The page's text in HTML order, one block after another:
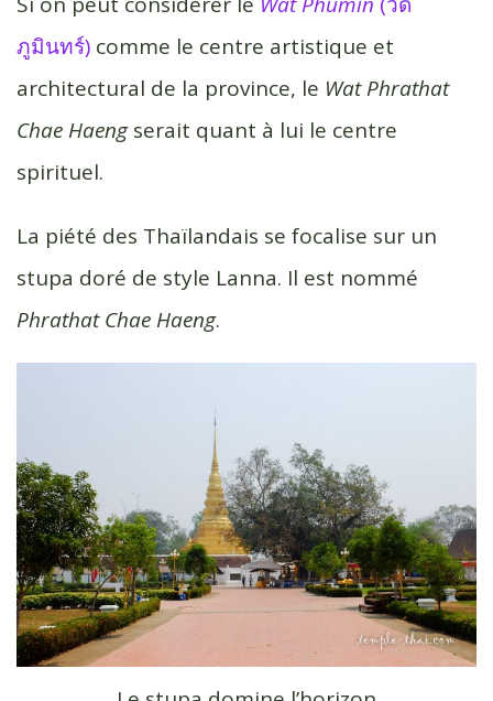
ภูมินทร์) comme le centre artistique et
architectural de la province, le Wat Phrathat
Chae Haengserait quant à lui le centre
spirituel.
La piété des Thaïlandais se focalise sur un
stupa doré de style Lanna. Il est nommé
Phrathat Chae Haeng.